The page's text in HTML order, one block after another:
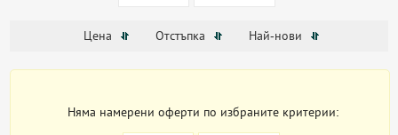
Цена Отстъпка Най-нови
Няма намерени оферти по избраните критерии: